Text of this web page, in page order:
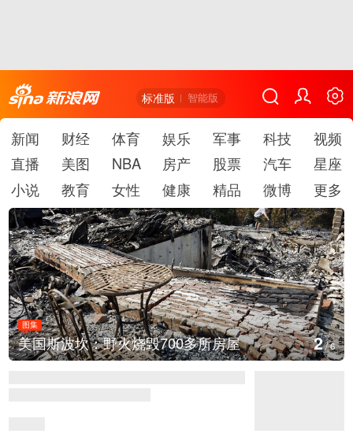
标准版 智能版
新闻 财经 体育 娱乐 军事 科技
视频
直播
美图 NBA 房产 股票 汽车
星座
小说
教育 女性 健康 精品 微博 更多
图集
美国斯波坎：野火烧毁700多所房屋 2/6